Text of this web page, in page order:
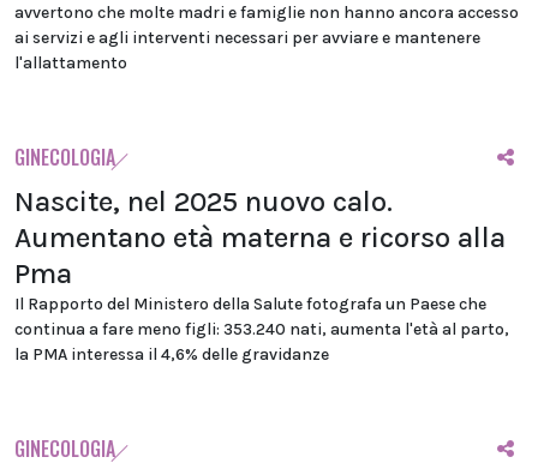
avvertono che molte madri e famiglie non hanno ancora accesso
ai servizi e agli interventi necessari per avviare e mantenere
l'allattamento
GINECOLOGIA
Nascite, nel 2025 nuovo calo.
Aumentano età materna e ricorso alla
Pma
Il Rapporto del Ministero della Salute fotografa un Paese che
continua a fare meno figli: 353.240 nati, aumenta l'età al parto,
la PMA interessa il 4,6% delle gravidanze
GINECOLOGIA